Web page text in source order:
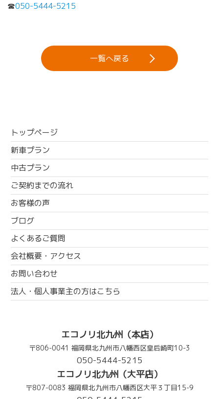
☎050-5444-5215
一覧へ戻る
トップページ
新車プラン
中古プラン
ご契約までの流れ
お客様の声
ブログ
よくあるご質問
会社概要・アクセス
お問い合わせ
法人・個人事業主の方はこちら
エコノリ北九州（本店）
〒806-0041 福岡県北九州市八幡西区皇后崎町10-3
050-5444-5215
エコノリ北九州（大平店）
〒807-0083 福岡県北九州市八幡西区大平３丁目15-9